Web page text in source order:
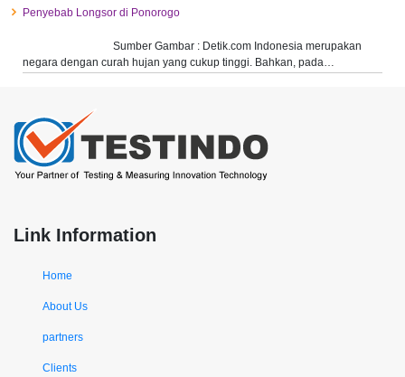
Penyebab Longsor di Ponorogo
Sumber Gambar : Detik.com Indonesia merupakan
negara dengan curah hujan yang cukup tinggi. Bahkan, pada…
Link Information
Home
About Us
partners
Clients